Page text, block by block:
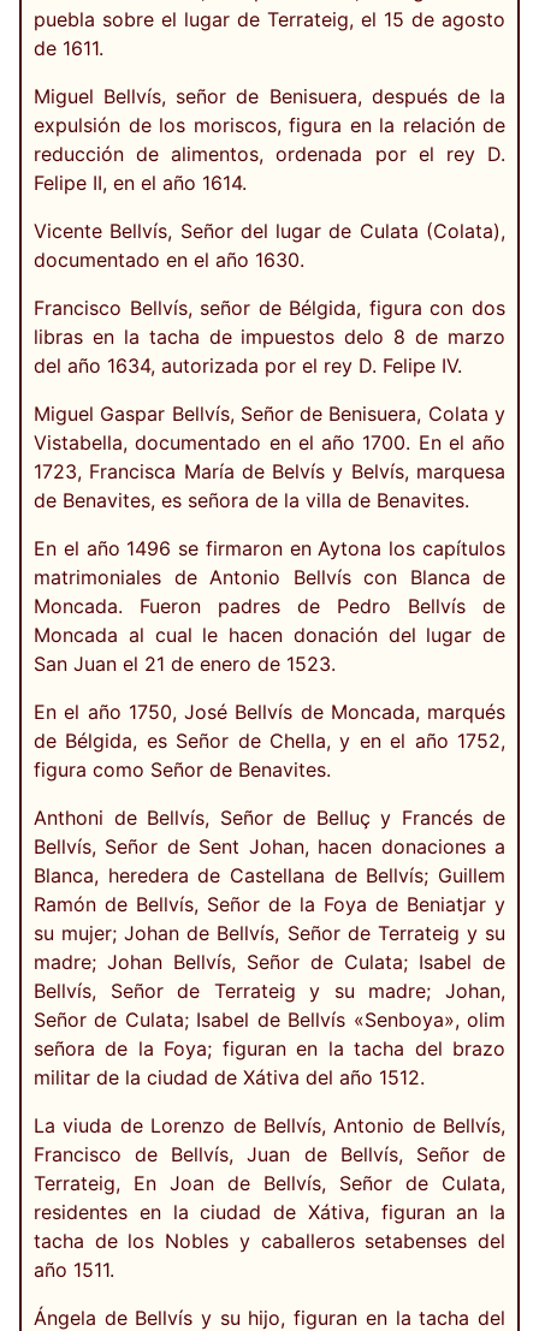
puebla sobre el lugar de Terrateig, el 15 de agosto
de 1611.
Miguel Bellvís, señor de Benisuera, después de la
expulsión de los moriscos, figura en la relación de
reducción de alimentos, ordenada por el rey D.
Felipe II, en el año 1614.
Vicente Bellvís, Señor del lugar de Culata (Colata),
documentado en el año 1630.
Francisco Bellvís, señor de Bélgida, figura con dos
libras en la tacha de impuestos delo 8 de marzo
del año 1634, autorizada por el rey D. Felipe IV.
Miguel Gaspar Bellvís, Señor de Benisuera, Colata y
Vistabella, documentado en el año 1700. En el año
1723, Francisca María de Belvís y Belvís, marquesa
de Benavites, es señora de la villa de Benavites.
En el año 1496 se firmaron en Aytona los capítulos
matrimoniales de Antonio Bellvís con Blanca de
Moncada. Fueron padres de Pedro Bellvís de
Moncada al cual le hacen donación del lugar de
San Juan el 21 de enero de 1523.
En el año 1750, José Bellvís de Moncada, marqués
de Bélgida, es Señor de Chella, y en el año 1752,
figura como Señor de Benavites.
Anthoni de Bellvís, Señor de Belluç y Francés de
Bellvís, Señor de Sent Johan, hacen donaciones a
Blanca, heredera de Castellana de Bellvís; Guillem
Ramón de Bellvís, Señor de la Foya de Beniatjar y
su mujer; Johan de Bellvís, Señor de Terrateig y su
madre; Johan Bellvís, Señor de Culata; Isabel de
Bellvís, Señor de Terrateig y su madre; Johan,
Señor de Culata; Isabel de Bellvís «Senboya», olim
señora de la Foya; figuran en la tacha del brazo
militar de la ciudad de Xátiva del año 1512.
La viuda de Lorenzo de Bellvís, Antonio de Bellvís,
Francisco de Bellvís, Juan de Bellvís, Señor de
Terrateig, En Joan de Bellvís, Señor de Culata,
residentes en la ciudad de Xátiva, figuran an la
tacha de los Nobles y caballeros setabenses del
año 1511.
Ángela de Bellvís y su hijo, figuran en la tacha del